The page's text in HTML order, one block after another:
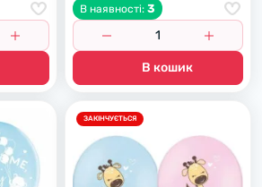
В наявності: 3
В кошик
ЗАКІНЧУЄТЬСЯ